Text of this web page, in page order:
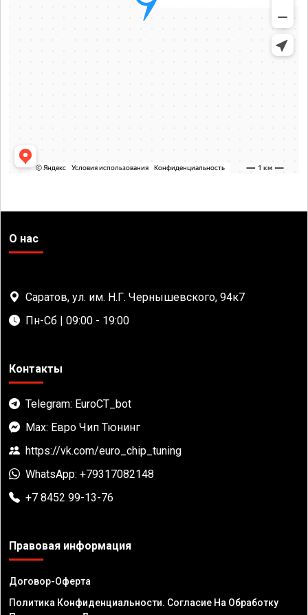
О нас
Саратов, ул. им. Н.Г. Чернышевского, 94к7
Пн-Сб | 09:00 - 19:00
Контакты
Telegram: EuroCT_bot
Max: Евро Чип Тюнинг
https://vk.com/euro_chip_tuning
WhatsApp: +79317082148
+7 8452 99-13-76
Правовая информация
Договор-Оферта
Политика Конфиденциальности. Согласие На Обработку